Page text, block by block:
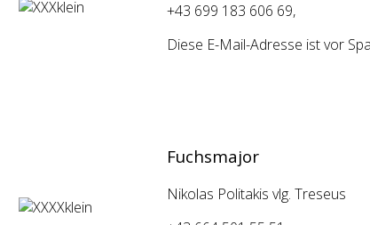
+43 699 183 606 69,
Diese E-Mail-Adresse ist vor
Fuchsmajor
Nikolas Politakis vlg. Treseus